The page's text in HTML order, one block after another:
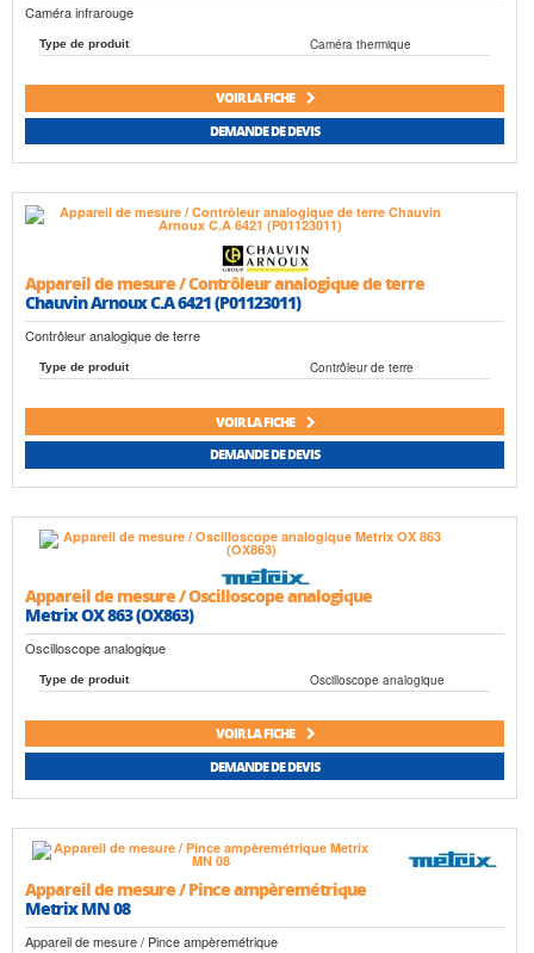
Caméra infrarouge
Type de produit Caméra thermique
VOIR LA FICHE
DEMANDE DE DEVIS
Appareil de mesure / Contrôleur analogique de terre
Chauvin Arnoux C.A 6421 (P01123011)
Contrôleur analogique de terre
Type de produit Contrôleur de terre
VOIR LA FICHE
DEMANDE DE DEVIS
Appareil de mesure / Oscilloscope analogique
Metrix OX 863 (OX863)
Oscilloscope analogique
Type de produit Oscilloscope analogique
VOIR LA FICHE
DEMANDE DE DEVIS
Appareil de mesure / Pince ampèremétrique
Metrix MN 08
Appareil de mesure / Pince ampèremétrique